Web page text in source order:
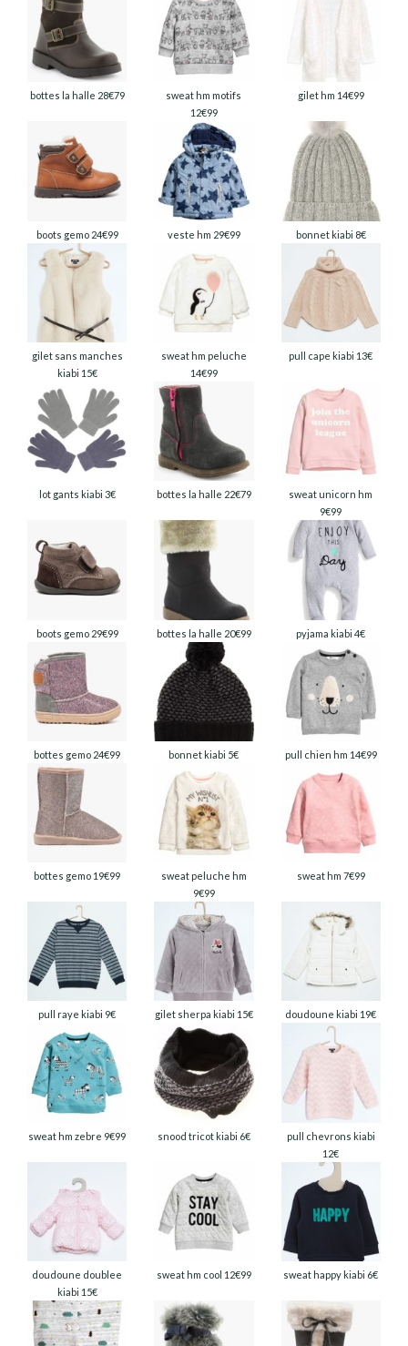
bottes la halle 28€79
sweat hm motifs
12€99
gilet hm 14€99
boots gemo 24€99 veste hm 29€99 bonnet kiabi 8€
gilet sans manches
kiabi 15€
sweat hm peluche
14€99
pull cape kiabi 13€
lot gants kiabi 3€ bottes la halle 22€79
sweat unicorn hm
9€99
boots gemo 29€99 bottes la halle 20€99 pyjama kiabi 4€
bottes gemo 24€99 bonnet kiabi 5€ pull chien hm 14€99
bottes gemo 19€99
sweat peluche hm
9€99
sweat hm 7€99
pull raye kiabi 9€ gilet sherpa kiabi 15€ doudoune kiabi 19€
sweat hm zebre 9€99 snood tricot kiabi 6€
pull chevrons kiabi
12€
doudoune doublee
kiabi 15€
sweat hm cool 12€99 sweat happy kiabi 6€